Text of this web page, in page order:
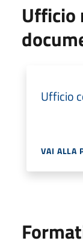
Ufficio
Ufficio
VAI ALLA